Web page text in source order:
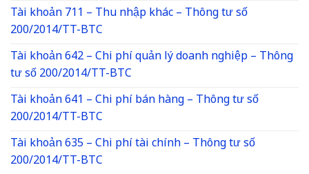
Tài khoản 711 – Thu nhập khác – Thông tư số
200/2014/TT-BTC
Tài khoản 642 – Chi phí quản lý doanh nghiệp – Thông
tư số 200/2014/TT-BTC
Tài khoản 641 – Chi phí bán hàng – Thông tư số
200/2014/TT-BTC
Tài khoản 635 – Chi phí tài chính – Thông tư số
200/2014/TT-BTC